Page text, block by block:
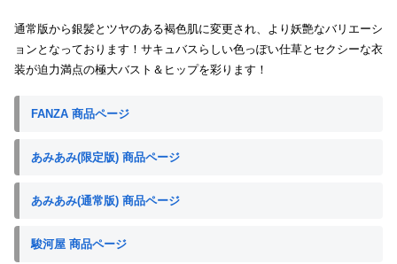
通常版から銀髪とツヤのある褐色肌に変更され、より妖艶なバリエーシ
ョンとなっております！サキュバスらしい色っぽい仕草とセクシーな衣
装が迫力満点の極大バスト＆ヒップを彩ります！
FANZA 商品ページ
あみあみ(限定版) 商品ページ
あみあみ(通常版) 商品ページ
駿河屋 商品ページ